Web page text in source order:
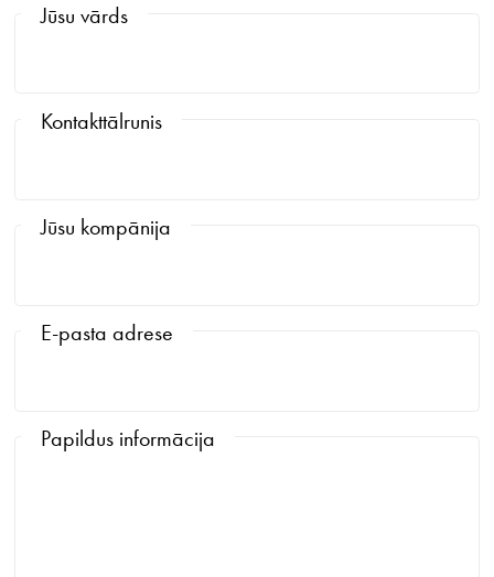
Jūsu vārds
Kontakttālrunis
Jūsu kompānija
E-pasta adrese
Papildus informācija